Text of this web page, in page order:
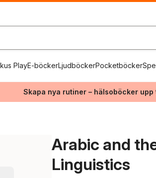
PlayE-böckerLjudböckerPocketböcker
Skapa nya rutiner – hälsoböcker
Arabic and
Linguistics